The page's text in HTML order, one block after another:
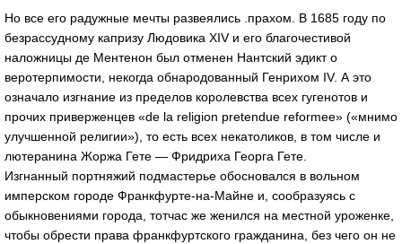
Но все его радужные мечты развеялись .прахом. В 1685 году по
безрассудному капризу Людовика XIV и его благочестивой
наложницы де Ментенон был отменен Нантский эдикт о
веротерпимости, некогда обнародованный Генрихом IV. А это
означало изгнание из пределов королевства всех гугенотов и
прочих приверженцев «de la religion pretendue reformee» («мнимо
улучшенной религии»), то есть всех некатоликов, в том числе и
лютеранина Жоржа Гете — Фридриха Георга Гете.
Изгнанный портняжий подмастерье обосновался в вольном
имперском городе Франкфурте-на-Майне и, сообразуясь с
обыкновениями города, тотчас же женился на местной уроженке,
чтобы обрести права франкфуртского гражданина, без чего он не